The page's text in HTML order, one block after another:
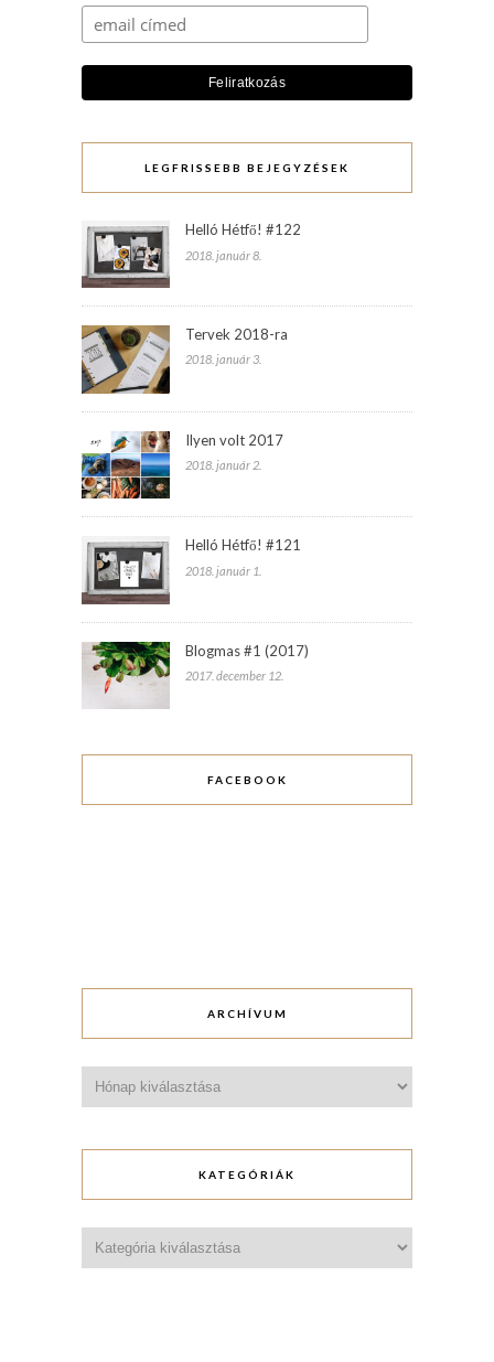
LEGFRISSEBB BEJEGYZÉSEK
Helló Hétfő! #122
2018. január 8.
Tervek 2018-ra
2018. január 3.
Ilyen volt 2017
2018. január 2.
Helló Hétfő! #121
2018. január 1.
Blogmas #1 (2017)
2017. december 12.
FACEBOOK
ARCHÍVUM
KATEGÓRIÁK